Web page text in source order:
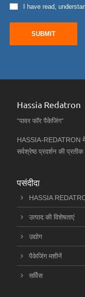
I have read,
SUBMIT
Hassia Redatron
“पावर फॉर पैकेजिंग“
HASSIA-REDATRON
सर्वश्रेष्ठ प्रदर्शन की प्रतीक
पसंदीदा
HASSIA
उत्पाद की विशेषताएं
उद्योग
पैकेजिंग मशीनें
सर्विस